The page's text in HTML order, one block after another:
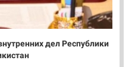
дел Республики